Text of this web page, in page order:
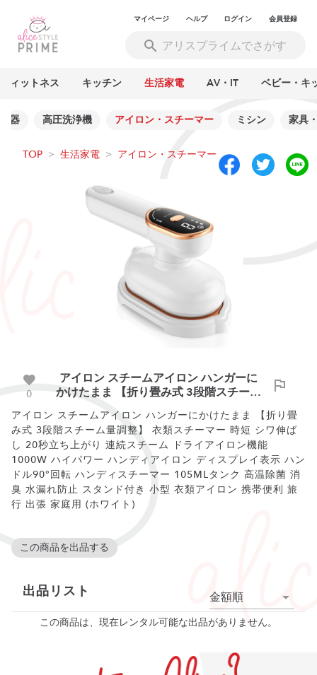
マイページ ヘルプ ログイン 会員登録
フィットネス キッチン 生活家電 AV・IT ベビー・キ
器 高圧洗浄機 アイロン・スチーマー ミシン 家具
TOP > 生活家電 > アイロン・スチーマー
0
アイロン スチームアイロン ハンガーに
かけたまま 【折り畳み式 3段階スチーム
し 20秒立ち上がり 連続スチーム ドライ
アイロン機能 1000W ハイパワー ハンデ
ィアイロン ディスプレイ表示 ハンドル
90°回転 ハンディスチーマー 105MLタ
ンク 高温除菌 消臭 水漏れ防止 スタンド
付き 小型 衣類アイロン 携帯便利 旅行 出
張 家庭用 (ホワイト)
アイロン スチームアイロン ハンガーにかけたまま 【折り畳
み式 3段階スチーム量調整】 衣類スチーマー 時短 シワ伸ば
し 20秒立ち上がり 連続スチーム ドライアイロン機能
1000W ハイパワー ハンディアイロン ディスプレイ表示 ハン
ドル90°回転 ハンディスチーマー 105MLタンク 高温除菌 消
臭 水漏れ防止 スタンド付き 小型 衣類アイロン 携帯便利 旅
行 出張 家庭用 (ホワイト)
この商品を出品する
出品リスト 金額順
この商品は、現在レンタル可能な出品がありません。